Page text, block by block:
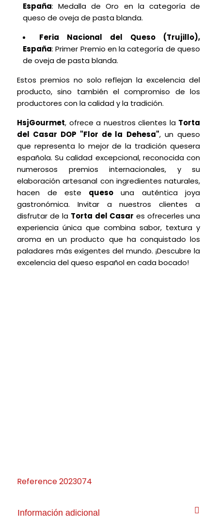
España: Medalla de Oro en la categoría de
queso de oveja de pasta blanda.
Feria Nacional del Queso (Trujillo),
España: Primer Premio en la categoría de queso
de oveja de pasta blanda.
Estos premios no solo reflejan la excelencia del
producto, sino también el compromiso de los
productores con la calidad y la tradición.
HsjGourmet, ofrece a nuestros clientes la Torta
del Casar DOP "Flor de la Dehesa", un queso
que representa lo mejor de la tradición quesera
española. Su calidad excepcional, reconocida con
numerosos premios internacionales, y su
elaboración artesanal con ingredientes naturales,
hacen de este quesouna auténtica joya
gastronómica. Invitar a nuestros clientes a
disfrutar de la Torta del Casar es ofrecerles una
experiencia única que combina sabor, textura y
aroma en un producto que ha conquistado los
paladares más exigentes del mundo. ¡Descubre la
excelencia del queso español en cada bocado!
Reference2023074
Información adicional